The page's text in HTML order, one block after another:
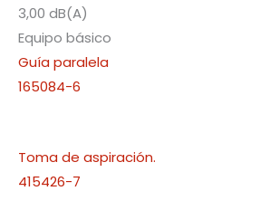
3,00 dB(A)
Equipo básico
Guía paralela
165084-6
Toma de aspiración.
415426-7